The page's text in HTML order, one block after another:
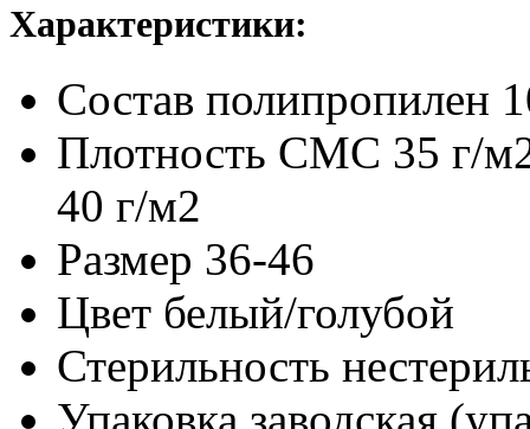
Характеристики:
Состав полипропилен
Плотность СМС 35 г/
40 г/м2
Размер 36-46
Цвет белый/голубой
Стерильность